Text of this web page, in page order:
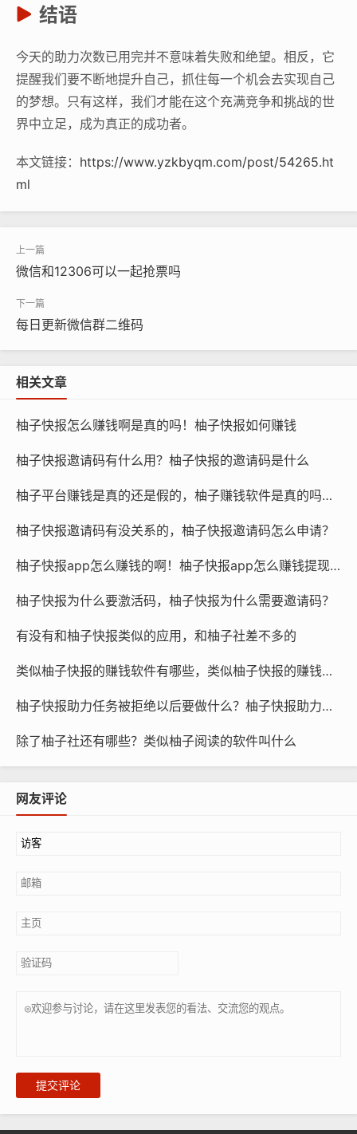
结语
今天的助力次数已用完并不意味着失败和绝望。相反，它
提醒我们要不断地提升自己，抓住每一个机会去实现自己
的梦想。只有这样，我们才能在这个充满竞争和挑战的世
界中立足，成为真正的成功者。
本文链接： https://www.yzkbyqm.com/post/54265.ht
ml
微信和12306可以一起抢票吗
每日更新微信群二维码
相关文章
柚子快报怎么赚钱啊是真的吗！柚子快报如何赚钱
柚子快报邀请码有什么用？柚子快报的邀请码是什么
柚子平台赚钱是真的还是假的，柚子赚钱软件是真的吗还是假的？
柚子快报邀请码有没关系的，柚子快报邀请码怎么申请？
柚子快报app怎么赚钱的啊！柚子快报app怎么赚钱提现到微信
柚子快报为什么要激活码，柚子快报为什么需要邀请码？
有没有和柚子快报类似的应用，和柚子社差不多的
类似柚子快报的赚钱软件有哪些，类似柚子快报的赚钱软件是真的吗
柚子快报助力任务被拒绝以后要做什么？柚子快报助力的昵称是什么
除了柚子社还有哪些？类似柚子阅读的软件叫什么
网友评论
提交评论